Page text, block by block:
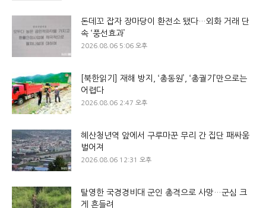
돈데꼬 잡자 장마당이 환전소 됐다…외화 거래 단
속 ‘풍선효과’
2026.08.06 5:06 오후
[북한읽기] 재해 방지, ‘총동원’, ‘총궐기’만으로는
어렵다
2026.08.06 2:47 오후
혜산청년역 앞에서 구루마꾼 무리 간 집단 패싸움
벌어져
2026.08.06 12:31 오후
탈영한 국경경비대 군인 총격으로 사망…군심 크
게 흔들려